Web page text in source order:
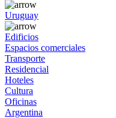
Uruguay
Edificios
Espacios comerciales
Transporte
Residencial
Hoteles
Cultura
Oficinas
Argentina